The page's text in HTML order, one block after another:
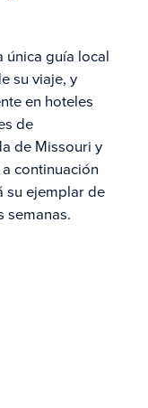
única guía local
su viaje, y
en hoteles
de
de Missouri y
continuación
su ejemplar de
semanas.